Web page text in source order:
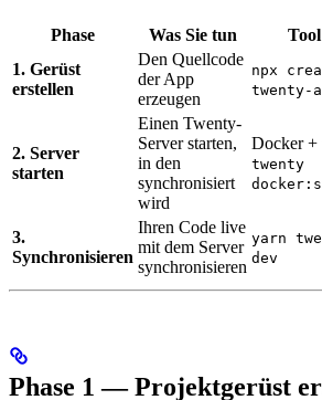
Phase Was Sie tun Tool
1. Gerüst
erstellen
Den Quellcode
der App
erzeugen
npx
twenty-
2. Server
starten
Einen Twenty-
Server starten,
in den
synchronisiert
wird
Docker +
twenty
3.
Synchronisieren
Ihren Code live
mit dem Server
synchronisieren
yarn
dev
Phase 1 — Projektgerüst